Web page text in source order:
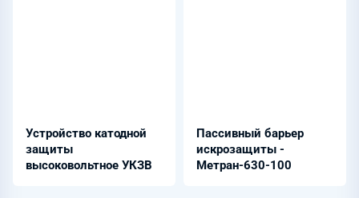
Устройство катодной
защиты
высоковольтное УКЗВ
Пассивный барьер
искрозащиты -
Метран-630-100